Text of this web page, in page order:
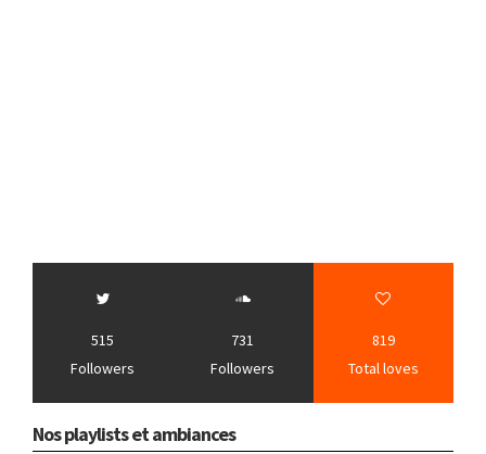
515
Followers
731
Followers
819
Total loves
Nos playlists et ambiances